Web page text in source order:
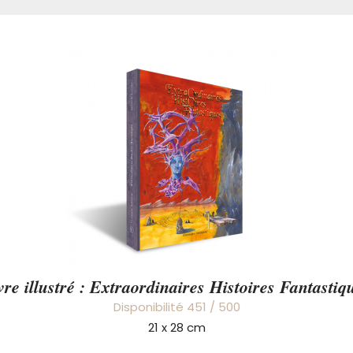
illustré : Extraordinaires Histoires
Disponibilité 451 / 500
21 x 28 cm